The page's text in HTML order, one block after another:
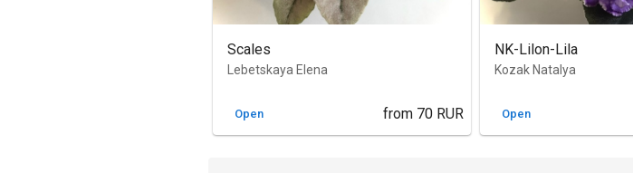
Scales
Lebetskaya Elena
Open from 70 RUR
NK-Lilon-Lila
Kozak Natalya
Open